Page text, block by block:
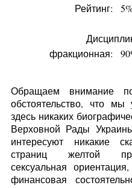
Рейтинг:
фракционная:
Обращаем внимание
обстоятельство, что
здесь никаких
Верховной Рады
интересуют никакие
страниц желтой
сексуальная
финансовая